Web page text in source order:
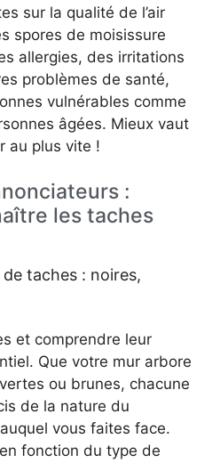
sur la qualité de l’air
spores de moisissure
allergies, des irritations
problèmes de santé,
vulnérables comme
âgées. Mieux vaut
au plus vite !
:
les taches
taches : noires,
et comprendre leur
Que votre mur arbore
ou brunes, chacune
de la nature du
vous faites face.
fonction du type de